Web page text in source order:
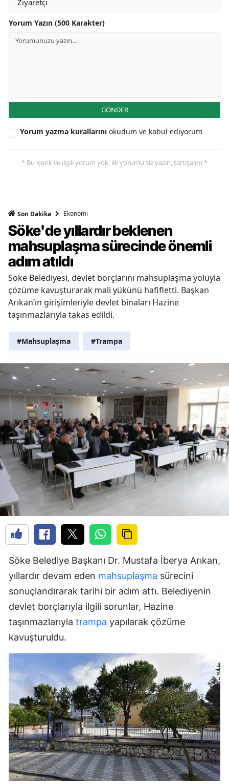
Yorum Yazın (500 Karakter)
GÖNDER
Yorum yazma kurallarını okudum ve kabul ediyorum
* Bu içerik ile ilgili yorum yok, ilk yorumu siz yazın, tartışalım *
Son Dakika Ekonomi
Söke'de yıllardır beklenen
mahsuplaşma sürecinde önemli
adım atıldı
Söke Belediyesi, devlet borçlarını mahsuplaşma yoluyla
çözüme kavuşturarak mali yükünü hafifletti. Başkan
Arıkan’ın girişimleriyle devlet binaları Hazine
taşınmazlarıyla takas edildi.
#Mahsuplaşma #Trampa
Söke Belediye Başkanı Dr. Mustafa İberya Arıkan,
yıllardır devam eden mahsuplaşma sürecini
sonuçlandırarak tarihi bir adım attı. Belediyenin
devlet borçlarıyla ilgili sorunlar, Hazine
taşınmazlarıyla trampa yapılarak çözüme
kavuşturuldu.